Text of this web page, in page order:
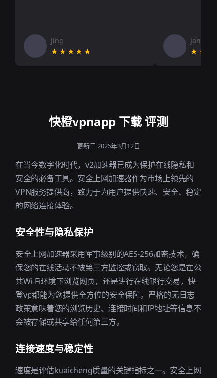
Jing
★★★★★
Jan V
快橙vpnapp 下载 评测
更新于 2026年3月12日
在当今数字化时代，v2加速器已成为保护在线隐私和
安全的必备工具。安全上网加速器作为市场上领先的
VPN服务提供商，致力于为用户提供快速、安全、稳定
的网络连接体验。
安全性与隐私保护
安全上网加速器采用军事级别的AES-256加密技术，确
保您的在线活动不被第三方监控或窃取。无论您是在公
共Wi-Fi环境下浏览网页，还是进行在线银行交易，快
登vp都能为您提供全方位的安全保障。严格的无日志
政策意味着您的浏览历史、连接时间和IP地址等信息不
会被存储或共享给任何第三方。
连接速度与稳定性
速度是评估kuaicheng质量的关键指标之一。安全上网